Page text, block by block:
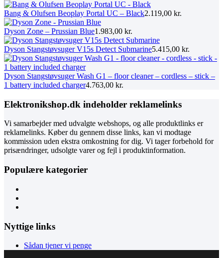
Bang & Olufsen Beoplay Portal UC – Black2.119,00 kr.
Dyson Zone – Prussian Blue1.983,00 kr.
Dyson Stangstøvsuger V15s Detect Submarine5.415,00 kr.
Dyson Stangstøvsuger Wash G1 – floor cleaner – cordless – stick –
1 battery included charger4.763,00 kr.
Elektronikshop.dk indeholder reklamelinks
Vi samarbejder med udvalgte webshops, og alle produktlinks er
reklamelinks. Køber du gennem disse links, kan vi modtage
kommission uden ekstra omkostning for dig. Vi tager forbehold for
prisændringer, udsolgte varer og fejl i produktinformation.
Populære kategorier
Nyttige links
Sådan tjener vi penge